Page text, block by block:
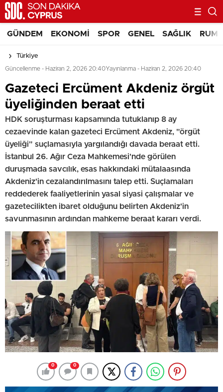
GÜNDEM EKONOMI SPOR GENEL SAĞLIK RUM
Türkiye
Güncellenme - Haziran 2, 2026 20:40Yayınlanma - Haziran 2, 2026 20:40
Gazeteci Ercüment Akdeniz örgüt
üyeliğinden beraat etti
HDK soruşturması kapsamında tutuklanıp 8 ay
cezaevinde kalan gazeteci Ercüment Akdeniz, "örgüt
üyeliği" suçlamasıyla yargılandığı davada beraat etti.
İstanbul 26. Ağır Ceza Mahkemesi'nde görülen
duruşmada savcılık, esas hakkındaki mütalaasında
Akdeniz'in cezalandırılmasını talep etti. Suçlamaları
reddederek faaliyetlerinin yasal siyasi çalışmalar ve
gazetecilikten ibaret olduğunu belirten Akdeniz'in
savunmasının ardından mahkeme beraat kararı verdi.
0 0